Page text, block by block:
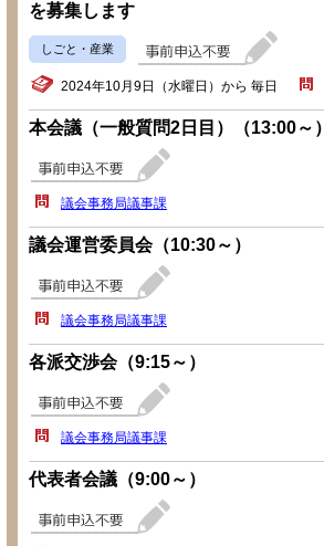
を募集します
しごと・産業
2024年10月9日（水曜日）から 毎日
本会議（一般質問2日目）（13:00～）
議会事務局議事課
議会運営委員会（10:30～）
議会事務局議事課
各派交渉会（9:15～）
議会事務局議事課
代表者会議（9:00～）